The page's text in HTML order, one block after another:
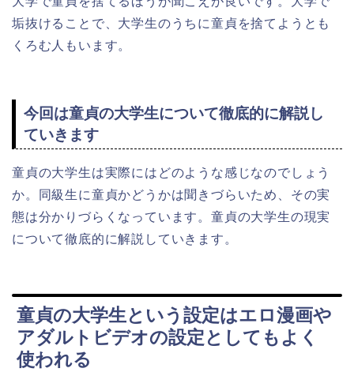
垢抜けることで、大学生のうちに童貞を捨てようとも
くろむ人もいます。
今回は童貞の大学生について徹底的に解説し
ていきます
童貞の大学生は実際にはどのような感じなのでしょう
か。同級生に童貞かどうかは聞きづらいため、その実
態は分かりづらくなっています。童貞の大学生の現実
について徹底的に解説していきます。
童貞の大学生という設定はエロ漫画や
アダルトビデオの設定としてもよく
使われる